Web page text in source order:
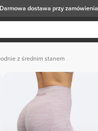
Darmowa dostawa przy
z średnim stanem